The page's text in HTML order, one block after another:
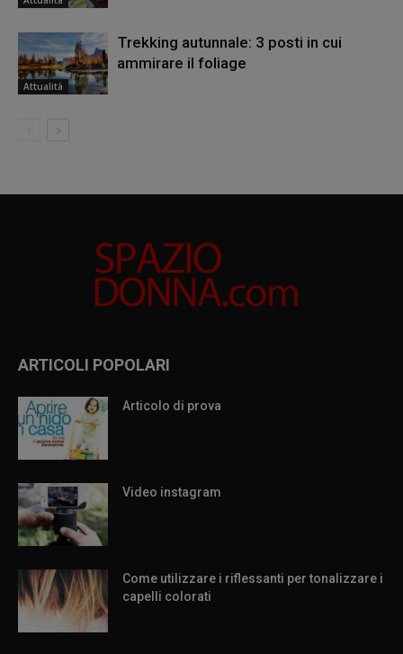
Attualità
Trekking autunnale: 3 posti in cui
ammirare il foliage
ARTICOLI POPOLARI
Articolo di prova
Video instagram
Come utilizzare i riflessanti per tonalizzare i
capelli colorati